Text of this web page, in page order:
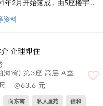
年2月开始落成，由5座楼宇组
通便利，步行至港铁时间约6
资料
企理即住
海湾) 第3座 高层 A室
@63.6 元
向东南 私人屋苑 信和